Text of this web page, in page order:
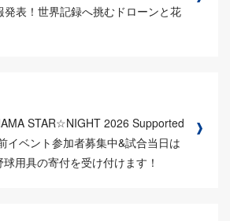
発表！世界記録へ挑むドローンと花
STAR☆NIGHT 2026 Supported
イベント参加者募集中&試合当日は
用具の寄付を受け付けます！